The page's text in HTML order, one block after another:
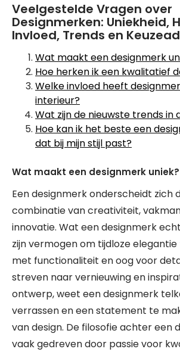
Veelgestelde Vragen over
Designmerken: Uniekheid,
Invloed, Trends en
Wat maakt een designmerk
Hoe herken ik een kwalitatief
Welke invloed heeft
interieur?
Wat zijn de nieuwste trends in
Hoe kan ik het beste een
dat bij mijn stijl past?
Wat maakt een designmerk uniek?
Een designmerk onderscheidt zich
combinatie van creativiteit,
innovatie. Wat een designmerk
zijn vermogen om tijdloze
met functionaliteit en oog voor
streven naar vernieuwing en
ontwerp, weet een designmerk
verrassen en een statement te
van design. De filosofie achter een
vaak gedreven door passie voor